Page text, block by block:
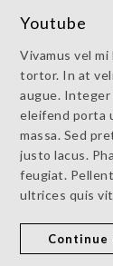
Youtube
Vivamus vel
tortor. In at
augue. Integer
eleifend porta
massa. Sed
justo lacus.
feugiat.
ultrices quis
Continue